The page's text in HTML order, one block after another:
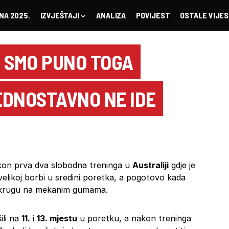
2025. IZVJEŠTAJI ANALIZA POVIJEST OSTALE
PUNO TOGA
NE IDE
prva dva slobodna treninga u Australiji gdje je
borbi u sredini poretka, a pogotovo kada
na mekanim gumama.
na 11. i 13. mjestu u poretku, a nakon treninga